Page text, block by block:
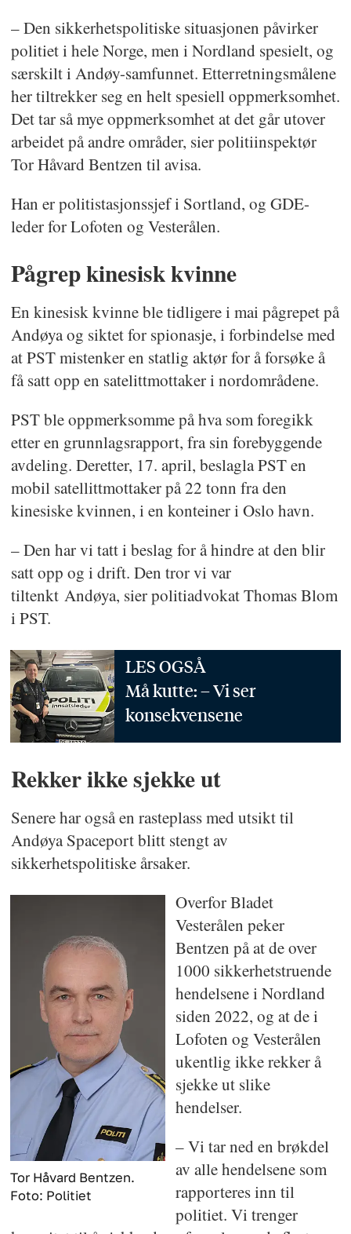
– Den sikkerhetspolitiske situasjonen påvirker
politiet i hele Norge, men i Nordland spesielt, og
særskilt i Andøy-samfunnet. Etterretningsmålene
her tiltrekker seg en helt spesiell oppmerksomhet.
Det tar så mye oppmerksomhet at det går utover
arbeidet på andre områder, sier politiinspektør
Tor Håvard Bentzen til avisa.
Han er politistasjonssjef i Sortland, og GDE-
leder for Lofoten og Vesterålen.
Pågrep kinesisk kvinne
En kinesisk kvinne ble tidligere i mai pågrepet på
Andøya og siktet for spionasje, i forbindelse med
at PST mistenker en statlig aktør for å forsøke å
få satt opp en satelittmottaker i nordområdene.
PST ble oppmerksomme på hva som foregikk
etter en grunnlagsrapport, fra sin forebyggende
avdeling. Deretter, 17. april, beslagla PST en
mobil satellittmottaker på 22 tonn fra den
kinesiske kvinnen, i en konteiner i Oslo havn.
– Den har vi tatt i beslag for å hindre at den blir
satt opp og i drift. Den tror vi var
tiltenkt Andøya, sier politiadvokat Thomas Blom
i PST.
LES OGSÅ
Må kutte: – Vi ser
konsekvensene
Rekker ikke sjekke ut
Senere har også en rasteplass med utsikt til
Andøya Spaceport blitt stengt av
sikkerhetspolitiske årsaker.
Tor Håvard Bentzen.
Foto: Politiet
Overfor Bladet
Vesterålen peker
Bentzen på at de over
1000 sikkerhetstruende
hendelsene i Nordland
siden 2022, og at de i
Lofoten og Vesterålen
ukentlig ikke rekker å
sjekke ut slike
hendelser.
– Vi tar ned en brøkdel
av alle hendelsene som
rapporteres inn til
politiet. Vi trenger